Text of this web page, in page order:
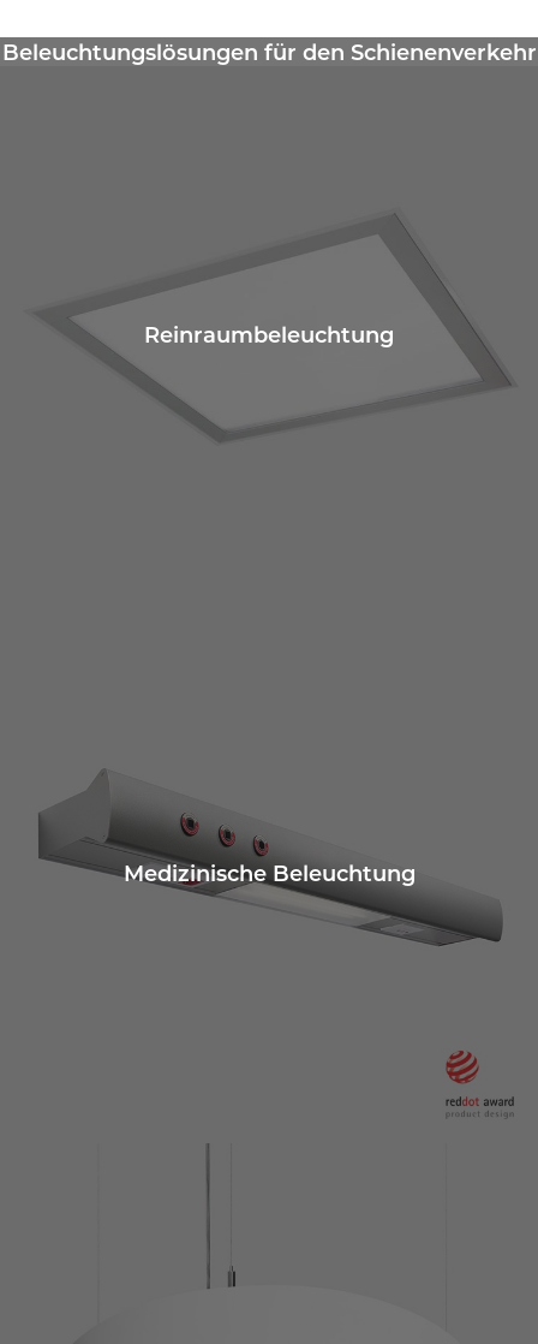
Beleuchtungslösungen für den Schienenverkehr
Reinraumbeleuchtung
Medizinische Beleuchtung